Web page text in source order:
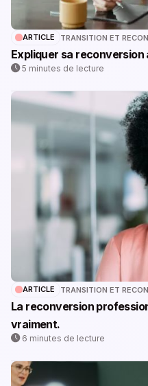
ARTICLE TRANSITION ET
Expliquer sa
5 minutes de lecture
ARTICLE TRANSITION ET
La reconversion
vraiment.
6 minutes de lecture